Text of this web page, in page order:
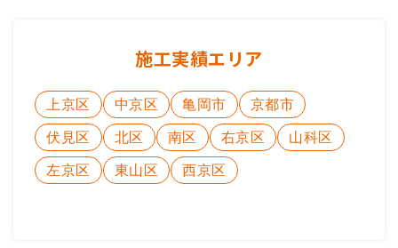
施工実績エリア
上京区 中京区 亀岡市 京都市
伏見区 北区 南区 右京区 山科区
左京区 東山区 西京区